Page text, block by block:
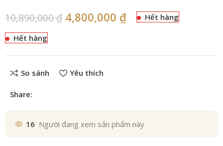
10,890,000₫ 4,800,000 ₫ Hết hàng
Hết hàng
So sánh Yêu thích
Share:
16 Người đang xem sản phẩm này